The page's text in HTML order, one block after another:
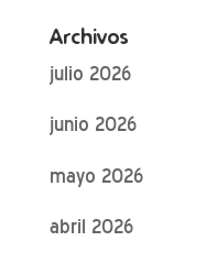
Archivos
julio 2026
junio 2026
mayo 2026
abril 2026